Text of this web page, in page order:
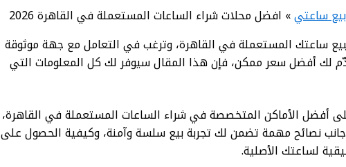
ساعتي
افضل محلات شراء الساعات المستعملة في القاهرة​ 2026
ساعتك المستعملة في القاهرة، وترغب في التعامل مع جهة موثوقة
لك أفضل سعر ممكن، فإن هذا المقال سيوفر لك كل المعلومات التي
أفضل الأماكن المتخصصة في شراء الساعات المستعملة في القاهرة،
جانب نصائح مهمة تضمن لك تجربة بيع سلسة وآمنة، وكيفية الحصول على
لساعتك الأصلية.